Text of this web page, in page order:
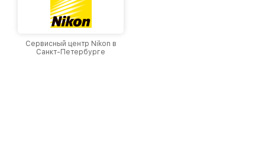
Сервисный центр Nikon в
Санкт-Петербурге